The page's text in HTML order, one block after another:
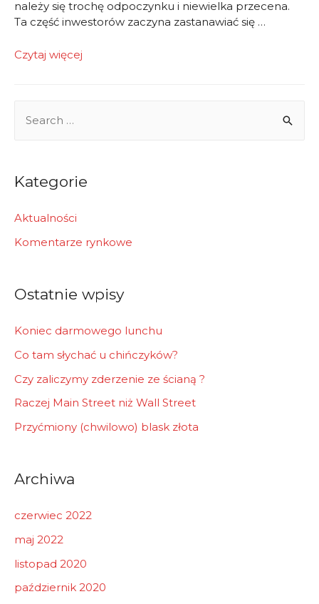
należy się trochę odpoczynku i niewielka przecena.
Ta część inwestorów zaczyna zastanawiać się …
Korekta?
zjawisko
Czytaj więcej
r
h
f
Kategorie
Aktualności
Komentarze rynkowe
Ostatnie wpisy
Koniec darmowego lunchu
Co tam słychać u chińczyków?
Czy zaliczymy zderzenie ze ścianą ?
Raczej Main Street niż Wall Street
Przyćmiony (chwilowo) blask złota
Archiwa
czerwiec 2022
maj 2022
listopad 2020
październik 2020